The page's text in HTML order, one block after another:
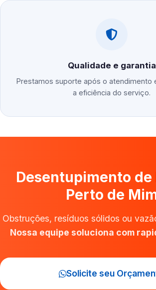
Qualidade e garantia
Prestamos suporte após o atendimento
a eficiência do serviço.
Desentupimento de
Perto de
Obstruções, resíduos sólidos ou
Nossa equipe soluciona com
Solicite seu